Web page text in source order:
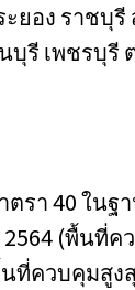
ยอง ราชบุ
รี เพชรบุรี
รา 40 ใน
(พื้นที่ค
ที่ควบคุมสูง